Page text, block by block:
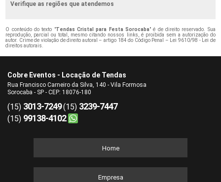
Verifique as regiões que atendemos
O conteúdo do texto "Tendas Cristal para Festa Sorocaba" é de direito reservado. Sua
reprodução, parcial ou total, mesmo citando nossos links, é proibida sem a autorização do
autor. Crime de violação de direito autoral – artigo 184 do Código Penal – Lei 9610/98 - Lei de
direitos autorais.
Cobre Eventos - Locação de Tendas
Rua Francisco Carneiro da Silva, 140 - Vila Formosa
Sorocaba - SP - CEP: 18076-180
(15) 3013-7249(15) 3239-7447
(15) 99138-4102
Home
Empresa